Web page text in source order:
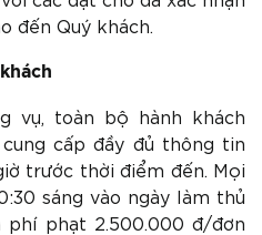
đến Quý khách.
vụ, toàn bộ hành khách
cấp đầy đủ thông tin
trước thời điểm đến. Mọi
sáng vào ngày làm thủ
phạt 2.500.000 đ/đơn